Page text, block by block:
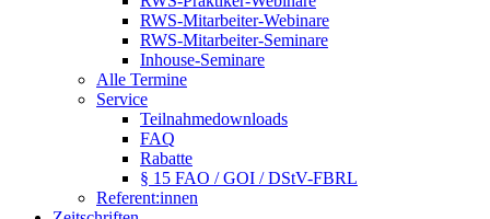
RWS-Mitarbeiter-Webinare
RWS-Mitarbeiter-Seminare
Inhouse-Seminare
Alle Termine
Service
Teilnahmedownloads
FAQ
Rabatte
§ 15 FAO / GOI / DStV-FBRL
Referent:innen